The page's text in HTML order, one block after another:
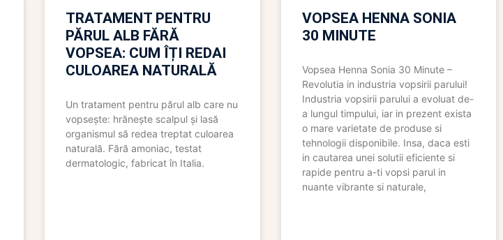
TRATAMENT PENTRU
PĂRUL ALB FĂRĂ
VOPSEA: CUM ÎȚI REDAI
CULOAREA NATURALĂ
Un tratament pentru părul alb care nu
vopsește: hrănește scalpul și lasă
organismul să redea treptat culoarea
naturală. Fără amoniac, testat
dermatologic, fabricat în Italia.
VOPSEA HENNA SONIA
30 MINUTE
Vopsea Henna Sonia 30 Minute –
Revolutia in industria vopsirii parului!
Industria vopsirii parului a evoluat de-
a lungul timpului, iar in prezent exista
o mare varietate de produse si
tehnologii disponibile. Insa, daca esti
in cautarea unei solutii eficiente si
rapide pentru a-ti vopsi parul in
nuante vibrante si naturale,